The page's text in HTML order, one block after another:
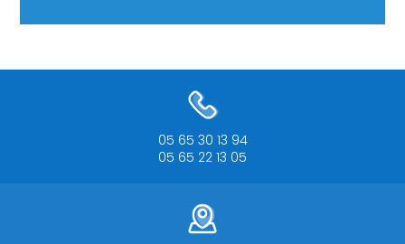
05 65 30 13 94
05 65 22 13 05